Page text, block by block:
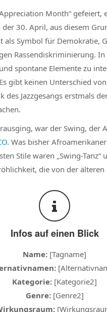
Month“
30. April, aus diesem
als Symbol für Demokratie,
Rassendiskriminierung. In
spontane Elemente zu
gibt keinen Unterschied von
Jazzgesangs erstmals
war der Swing, der
. Was bisher
Stile waren „Swing-Tanz“
die von der
Infos auf einen Blick
Name: [Tagname]
Kategorie: [Kategorie2]
Genre:[Genre2]